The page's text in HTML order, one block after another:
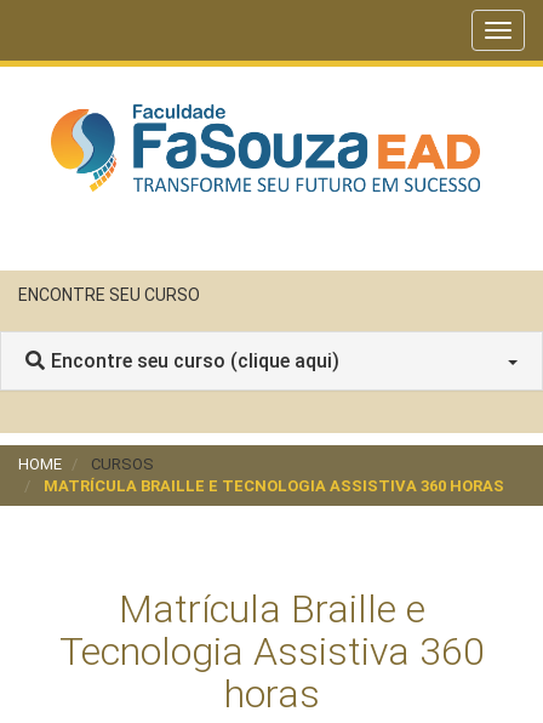
ENCONTRE SEU CURSO
Encontre seu curso (clique aqui)
HOME
CURSOS
MATRÍCULA BRAILLE E TECNOLOGIA ASSISTIVA 360 HORAS
Matrícula Braille e
Tecnologia Assistiva 360
horas